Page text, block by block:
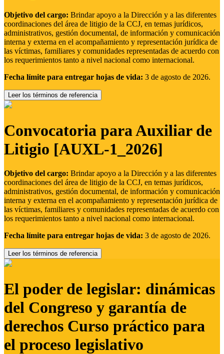
Objetivo del cargo: Brindar apoyo a la Dirección y a las diferentes
coordinaciones del área de litigio de la CCJ, en temas jurídicos,
administrativos, gestión documental, de información y comunicación
interna y externa en el acompañamiento y representación jurídica de
las víctimas, familiares y comunidades representadas de acuerdo con
los requerimientos tanto a nivel nacional como internacional.
Fecha límite para entregar hojas de vida: 3 de agosto de 2026.
Leer los términos de referencia
Convocatoria para Auxiliar de
Litigio [AUXL-1_2026]
Objetivo del cargo: Brindar apoyo a la Dirección y a las diferentes
coordinaciones del área de litigio de la CCJ, en temas jurídicos,
administrativos, gestión documental, de información y comunicación
interna y externa en el acompañamiento y representación jurídica de
las víctimas, familiares y comunidades representadas de acuerdo con
los requerimientos tanto a nivel nacional como internacional.
Fecha límite para entregar hojas de vida: 3 de agosto de 2026.
Leer los términos de referencia
El poder de legislar: dinámicas
del Congreso y garantía de
derechos Curso práctico para
el proceso legislativo